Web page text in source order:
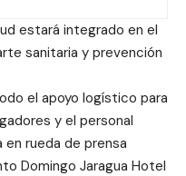
estará integrado en el
sanitaria y prevención
el apoyo logístico para
y el personal
rueda de prensa
Domingo Jaragua Hotel